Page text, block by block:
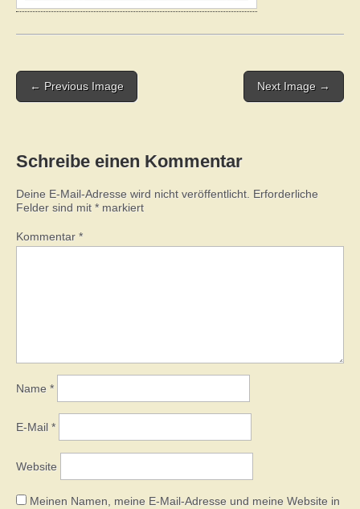
Post
navigation
← Previous Image Next Image →
Schreibe einen Kommentar
Deine E-Mail-Adresse wird nicht veröffentlicht. Erforderliche
Felder sind mit * markiert
Kommentar *
Name *
E-Mail *
Website
Meinen Namen, meine E-Mail-Adresse und meine Website in